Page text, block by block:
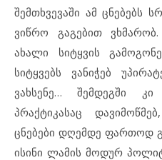
შემთხვევაში ამ ცნებებს
ვიწრო გაგებით
ახალი სიტყვის
სიტყვებს ვანიჭებ
ვახსენე… შემდეგში
პრაქტიკასაც
ცნებები დღემდე ფართოდ
ისინი ლამის მოდურ